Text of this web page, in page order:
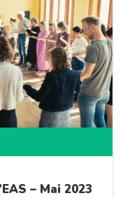
– Mai 2023